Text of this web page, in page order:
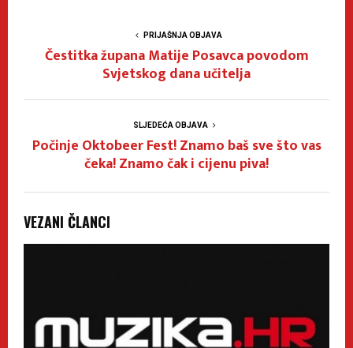
PRIJAŠNJA OBJAVA
Čestitka župana Matije Posavca povodom
Svjetskog dana učitelja
SLJEDEĆA OBJAVA
Počinje Oktobeer Fest! Znamo baš sve što vas
čeka! Znamo čak i cijenu piva!
VEZANI ČLANCI